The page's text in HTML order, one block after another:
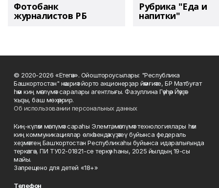
Фотобанк
журналистов РБ
Рубрика "Еда и
напитки"
© 2020-2026 «Етегән». Ойоштороусылары: "Республика
Башкортостан" нәшриәт йорто акционерҙар йәмғиәте, БР Матбуғат
һәм киң мәғлүмәт саралары агентлығы. Фазуллина Гәүһәр Йәүҙәт
ҡыҙы, баш мөхәррир.
Об использовании персональных данных
Киң-күләм мәғлүмәт сараһы Элемтә, мәғлүмәт технологиялары һәм
киң коммуникациялар өлкәһендә күҙәтеү буйынса федераль
хеҙмәттең Башҡортостан Республикаһы буйынса идаралығында
теркәлгән, ПИ ТУ02-01821-се теркәү һаны, 2025 йылдың 19-сы
майы.
Запрещено для детей «18+»
Телефон